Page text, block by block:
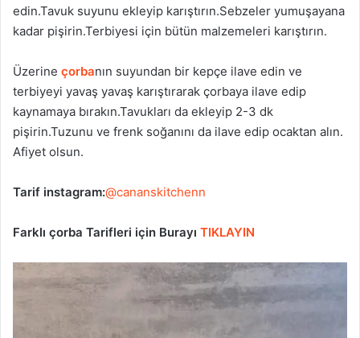
edin.Tavuk suyunu ekleyip karıştırın.Sebzeler yumuşayana
kadar pişirin.Terbiyesi için bütün malzemeleri karıştırın.
Üzerine çorbanın suyundan bir kepçe ilave edin ve
terbiyeyi yavaş yavaş karıştırarak çorbaya ilave edip
kaynamaya bırakın.Tavukları da ekleyip 2-3 dk
pişirin.Tuzunu ve frenk soğanını da ilave edip ocaktan alın.
Afiyet olsun.
Tarif instagram:@cananskitchenn
Farklı çorba Tarifleri için Burayı TIKLAYIN